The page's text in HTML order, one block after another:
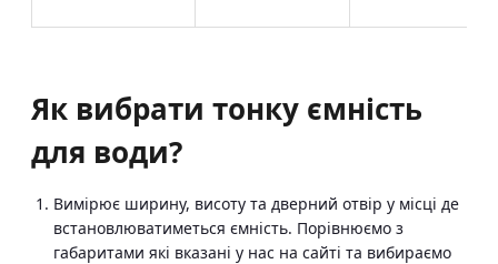
Як вибрати тонку ємність
для води?
Вимірює ширину, висоту та дверний отвір у місці де
встановлюватиметься ємність. Порівнюємо з
габаритами які вказані у нас на сайті та вибираємо